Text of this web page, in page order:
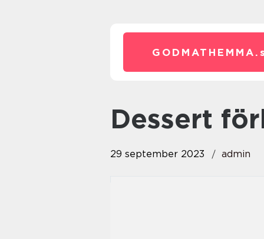
GODMATHEMMA.
dessert
29 september 2023 admin